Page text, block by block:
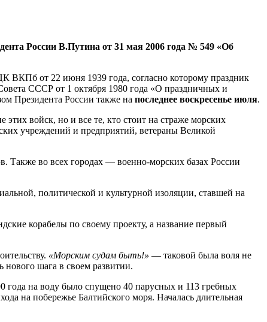
России В.Путина от 31 мая 2006 года № 549 «Об
ВКПб от 22 июня 1939 года, согласно которому праздник
СССР от 1 октября 1980 года «О праздничных и
Президента России также на последнее воскресенье июля.
войск, но и все те, кто стоит на страже морских
учреждений и предприятий, ветераны Великой
Также во всех городах — военно-морских базах России
политической и культурной изоляции, ставшей на
корабелы по своему проекту, а название первый
«Морским судам быть!» — таковой была воля не
нового шага в своем развитии.
года на воду было спущено 40 парусных и 113 гребных
на побережье Балтийского моря. Началась длительная